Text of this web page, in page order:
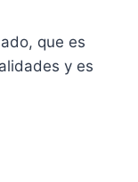
que es
y es